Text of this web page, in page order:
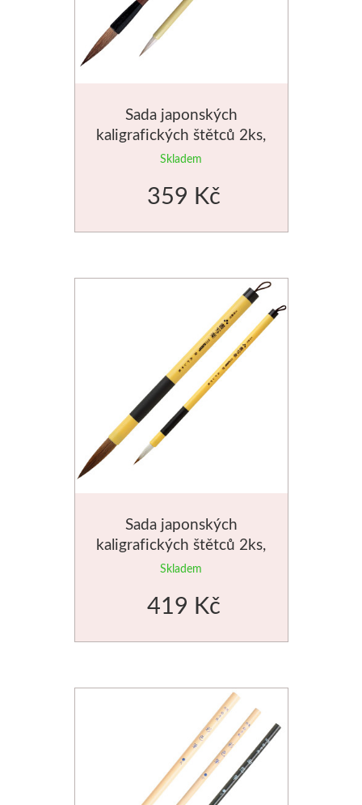
Sada japonských
kaligrafických štětců 2ks,
mix chlupů
Skladem
359 Kč
Sada japonských
kaligrafických štětců 2ks,
pony a syntetika
Skladem
419 Kč